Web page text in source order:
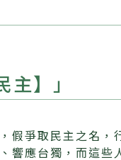
主】」
假爭取民主之名，
響應台獨，而這些